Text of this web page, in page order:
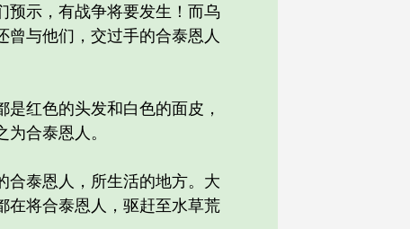
示，有战争将要发生！而乌
与他们，交过手的合泰恩人
红色的头发和白色的面皮，
合泰恩人。
泰恩人，所生活的地方。大
在将合泰恩人，驱赶至水草荒